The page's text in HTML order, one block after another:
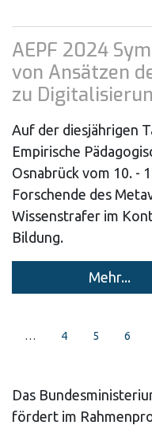
AEPF 2024
von Ansätzen
zu
Auf der diesjährigen
Empirische
Osnabrück vom 10. -
Forschende des
Wissenstrafer im
Bildung.
Mehr...
… Page
4 Page
5 Page
6
Das
fördert im